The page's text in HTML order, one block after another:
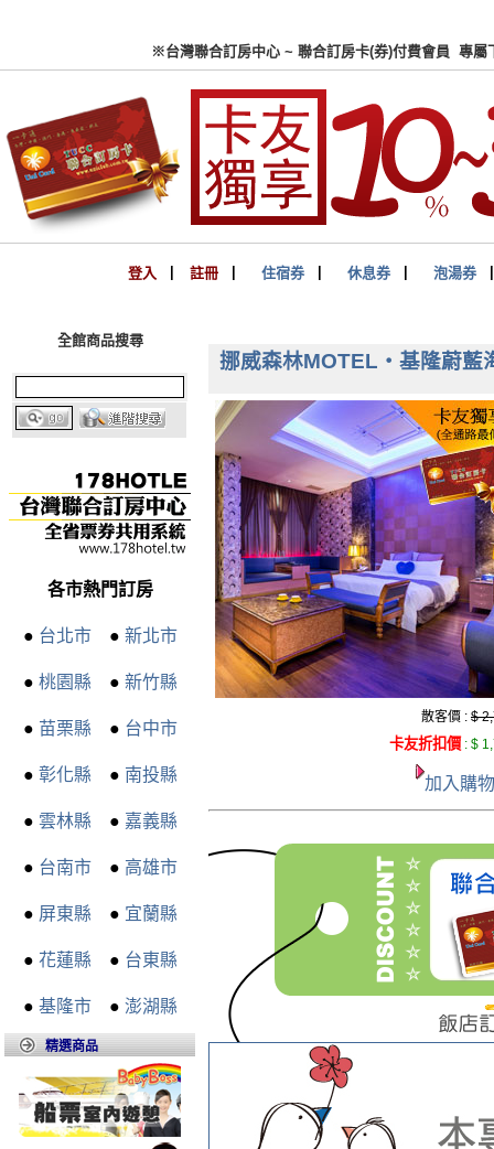
※台灣聯合訂房中心 ~ 聯合
登入 註冊 住宿券 休息券 泡湯券
全館商品搜尋
各市熱門訂房
● 台北市● 新北市
● 桃園縣 ● 新竹縣
● 苗栗縣 ● 台中市
● 彰化縣 ● 南投縣
● 雲林縣 ● 嘉義縣
● 台南市● 高雄市
● 屏東縣 ● 宜蘭縣
● 花蓮縣 ● 台東縣
● 基隆市● 澎湖縣
精選商品
挪威森林MOTEL‧基隆蔚藍
散客價 : $
卡友折扣價 : $
加入購